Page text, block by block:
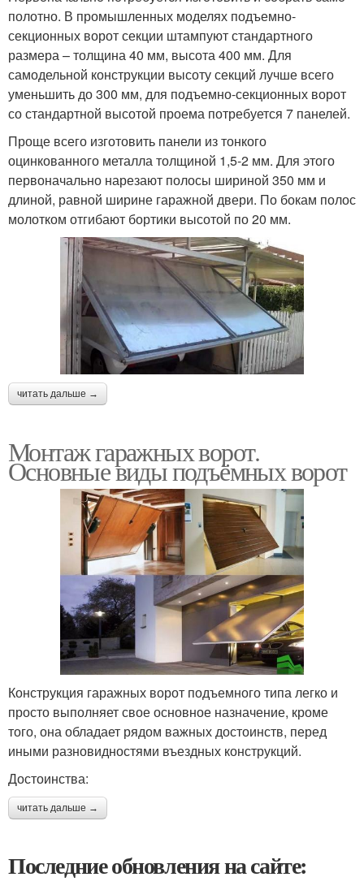
полотно. В промышленных моделях подъемно-
секционных ворот секции штампуют стандартного
размера – толщина 40 мм, высота 400 мм. Для
самодельной конструкции высоту секций лучше всего
уменьшить до 300 мм, для подъемно-секционных ворот
со стандартной высотой проема потребуется 7 панелей.
Проще всего изготовить панели из тонкого
оцинкованного металла толщиной 1,5-2 мм. Для этого
первоначально нарезают полосы шириной 350 мм и
длиной, равной ширине гаражной двери. По бокам полос
молотком отгибают бортики высотой по 20 мм.
читать дальше →
Монтаж гаражных ворот.
Основные виды подъёмных ворот
Конструкция гаражных ворот подъемного типа легко и
просто выполняет свое основное назначение, кроме
того, она обладает рядом важных достоинств, перед
иными разновидностями въездных конструкций.
Достоинства:
читать дальше →
Последние обновления на сайте: